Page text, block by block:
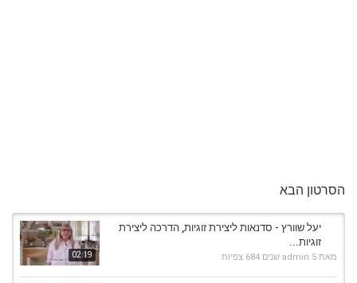
הסרטון הבא
02:19
יעל שוורץ - סדנאות ליצירת זוגיות, הדרכה ליצירת
זוגיות...
מאת admin 5 שנים 684 צפיות